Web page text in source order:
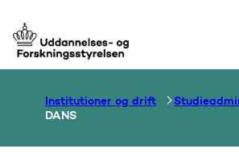
Gå til forsiden
Institutioner og drift
DANS